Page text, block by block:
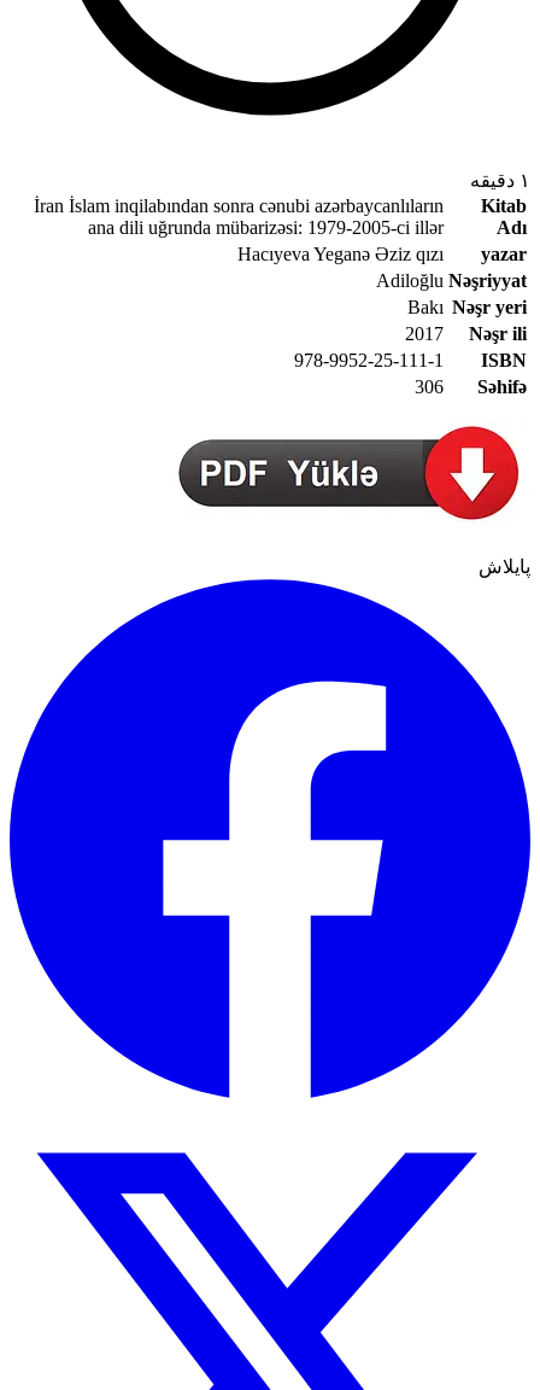
۱ دقیقه
Kitab
Adı
İran İslam inqilabından sonra cənubi azərbaycanlıların
ana dili uğrunda mübarizəsi: 1979-2005-ci illər
yazar
Hacıyeva Yeganə Əziz qızı
Nəşriyyat
Adiloğlu
Nəşr yeri
Bakı
Nəşr ili
2017
ISBN
978-9952-25-111-1
Səhifə
306
پایلاش